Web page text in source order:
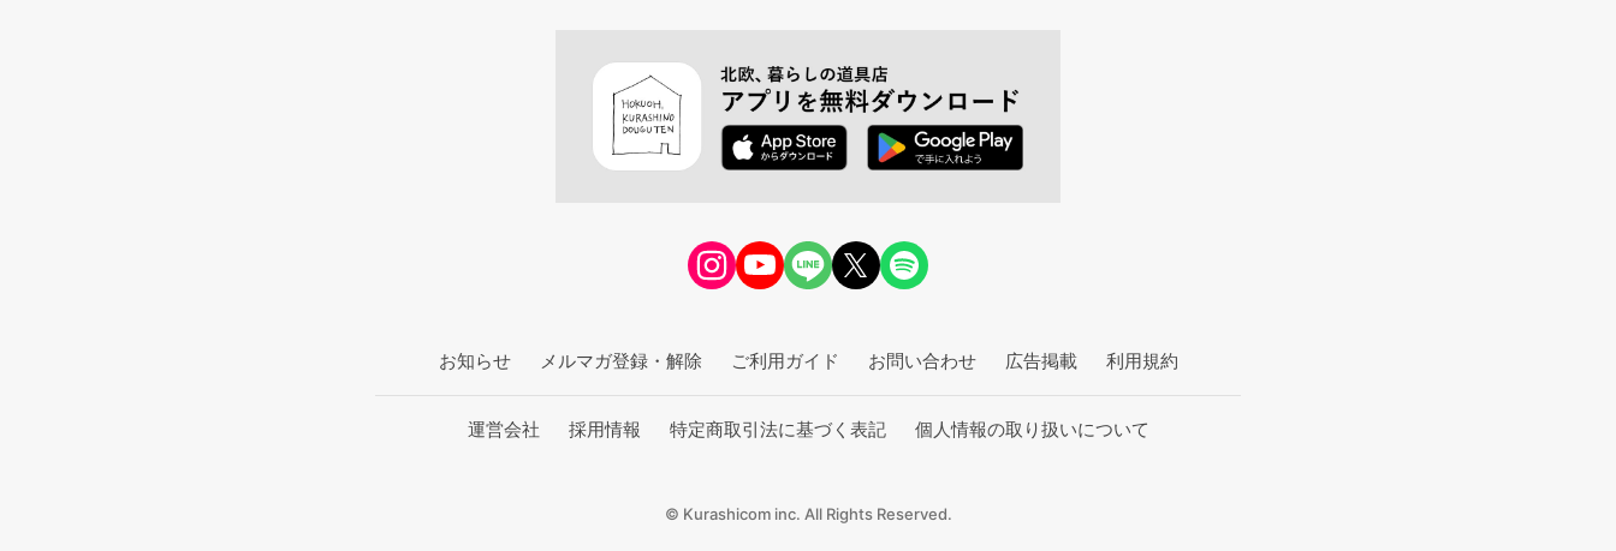
お知らせ メルマガ登録・解除 ご利用ガイド お問い合わせ 広告掲載 利用規約
運営会社 採用情報 特定商取引法に基づく表記 個人情報の取り扱いについて
© Kurashicom inc. All Rights Reserved.